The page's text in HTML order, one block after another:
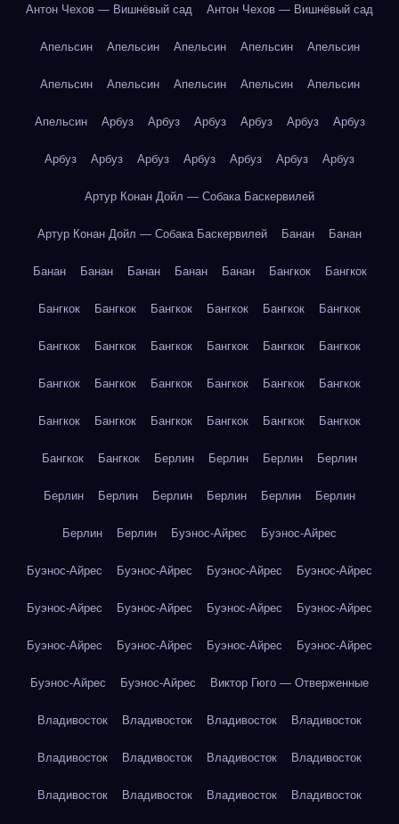
Антон Чехов — Вишнёвый сад Антон Чехов — Вишнёвый сад
Апельсин Апельсин Апельсин Апельсин Апельсин
Апельсин Апельсин Апельсин Апельсин Апельсин
Апельсин Арбуз Арбуз Арбуз Арбуз Арбуз Арбуз
Арбуз Арбуз Арбуз Арбуз Арбуз Арбуз Арбуз
Артур Конан Дойл — Собака Баскервилей
Артур Конан Дойл — Собака Баскервилей Банан Банан
Банан Банан Банан Банан Банан Бангкок Бангкок
Бангкок Бангкок Бангкок Бангкок Бангкок Бангкок
Бангкок Бангкок Бангкок Бангкок Бангкок Бангкок
Бангкок Бангкок Бангкок Бангкок Бангкок Бангкок
Бангкок Бангкок Бангкок Бангкок Бангкок Бангкок
Бангкок Бангкок Берлин Берлин Берлин Берлин
Берлин Берлин Берлин Берлин Берлин Берлин
Берлин Берлин Буэнос-Айрес Буэнос-Айрес
Буэнос-Айрес Буэнос-Айрес Буэнос-Айрес Буэнос-Айрес
Буэнос-Айрес Буэнос-Айрес Буэнос-Айрес Буэнос-Айрес
Буэнос-Айрес Буэнос-Айрес Буэнос-Айрес Буэнос-Айрес
Буэнос-Айрес Буэнос-Айрес Виктор Гюго — Отверженные
Владивосток Владивосток Владивосток Владивосток
Владивосток Владивосток Владивосток Владивосток
Владивосток Владивосток Владивосток Владивосток